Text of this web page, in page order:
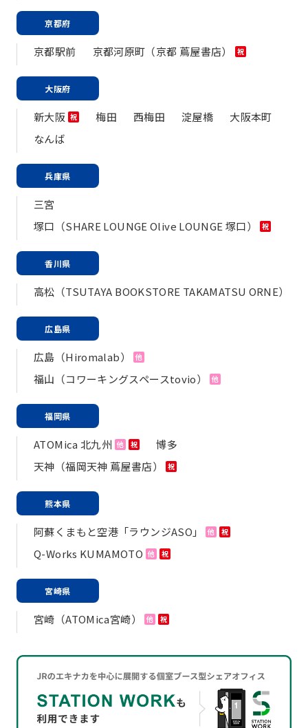
京都府
京都駅前 京都河原町（京都 蔦屋書店） 祝
大阪府
新大阪 祝 梅田 西梅田 淀屋橋
大阪本町
なんば
兵庫県
三宮
塚口（SHARE LOUNGE Olive LOUNGE 塚口）
祝
香川県
高松（TSUTAYA BOOKSTORE TAKAMATSU ORNE）
広島県
広島（Hiromalab） 他
福山（コワーキングスペースtovio） 他
福岡県
ATOMica 北九州 他 祝
博多
天神（福岡天神 蔦屋書店）
祝
熊本県
阿蘇くまもと空港「ラウンジASO」 他 祝
Q-Works KUMAMOTO 他 祝
宮崎県
宮崎（ATOMica宮崎） 他 祝